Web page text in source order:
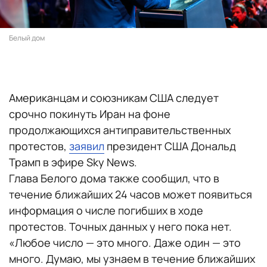
Белый дом
Американцам и союзникам США следует
срочно покинуть Иран на фоне
продолжающихся антиправительственных
протестов, заявил президент США Дональд
Трамп в эфире Sky News.
Глава Белого дома также сообщил, что в
течение ближайших 24 часов может появиться
информация о числе погибших в ходе
протестов. Точных данных у него пока нет.
«Любое число — это много. Даже один — это
много. Думаю, мы узнаем в течение ближайших